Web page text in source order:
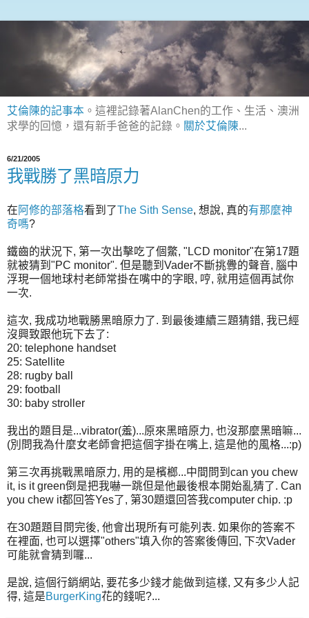
艾倫陳的記事本 。這裡記錄著AlanChen的工作、生活、澳洲
求學的回憶，還有新手爸爸的記錄。 關於艾倫陳...
6/21/2005
我戰勝了黑暗原力
在 阿修的部落格看到了The Sith Sense, 想說, 真的有那麼神
奇嗎?
鐵齒的狀況下, 第一次出擊吃了個鱉, "LCD monitor"在第17題
就被猜到"PC monitor". 但是聽到Vader不斷挑釁的聲音, 腦中
浮現一個地球村老師常掛在嘴中的字眼, 哼, 就用這個再試你
一次.
這次, 我成功地戰勝黑暗原力了. 到最後連續三題猜錯, 我已經
沒興致跟他玩下去了:
20: telephone handset
25: Satellite
28: rugby ball
29: football
30: baby stroller
我出的題目是...vibrator(羞)...原來黑暗原力, 也沒那麼黑暗嘛...
(別問我為什麼女老師會把這個字掛在嘴上, 這是他的風格...:p)
第三次再挑戰黑暗原力, 用的是檳榔...中間問到can you chew
it, is it green倒是把我嚇一跳但是他最後根本開始亂猜了. Can
you chew it都回答Yes了, 第30題還回答我computer chip. :p
在30題題目問完後, 他會出現所有可能列表. 如果你的答案不
在裡面, 也可以選擇"others"填入你的答案後傳回, 下次Vader
可能就會猜到囉...
是說, 這個行銷網站, 要花多少錢才能做到這樣, 又有多少人記
得, 這是BurgerKing花的錢呢?...